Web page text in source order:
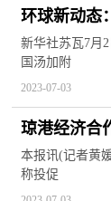
环球新动态
产损失报告
新华社苏瓦7月
国汤加附
2023-07-03
琼港经济合
本报讯(记者黄
称投促